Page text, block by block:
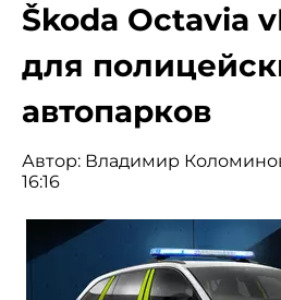
Škoda Octavia
для
автопарков
Автор: Владимир
16:16